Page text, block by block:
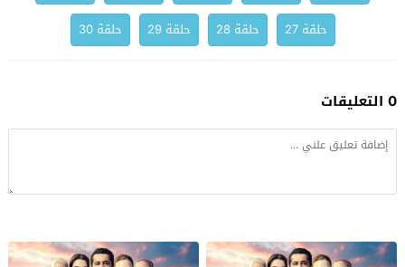
حلقة 27
حلقة 28 حلقة 29 حلقة 30
0 التعليقات